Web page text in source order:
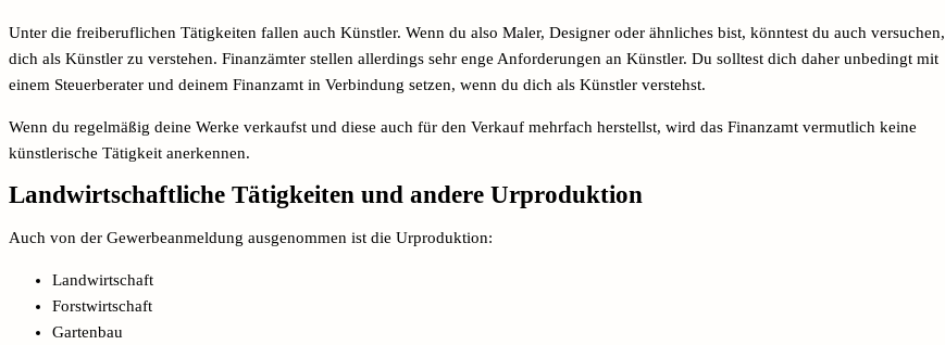
Unter die freiberuflichen Tätigkeiten fallen auch Künstler. Wenn du also Maler, Designer oder ähnliches bist, könntest du auch versuchen,
dich als Künstler zu verstehen. Finanzämter stellen allerdings sehr enge Anforderungen an Künstler. Du solltest dich daher unbedingt mit
einem Steuerberater und deinem Finanzamt in Verbindung setzen, wenn du dich als Künstler verstehst.
Wenn du regelmäßig deine Werke verkaufst und diese auch für den Verkauf mehrfach herstellst, wird das Finanzamt vermutlich keine
künstlerische Tätigkeit anerkennen.
Landwirtschaftliche Tätigkeiten und andere Urproduktion
Auch von der Gewerbeanmeldung ausgenommen ist die Urproduktion:
Landwirtschaft
Forstwirtschaft
Gartenbau